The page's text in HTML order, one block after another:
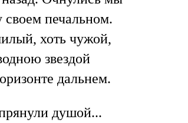
своем печальном.
хоть чужой,
звездой
дальнем.
душой...